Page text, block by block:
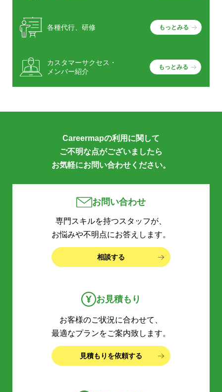
各種代行、研修 もっとみる
カスタマーサクセス・
メンバー紹介
もっとみる
Careermapの利用に関して
ご不明な点がございましたら
お気軽にお問い合わせください。
お問い合わせ
専門スキルを持つスタッフが、
お悩みや不明点にお答えします。
相談する
お見積もり
お客様のご状況に合わせて、
最適なプランをご案内致します。
見積もりを依頼する